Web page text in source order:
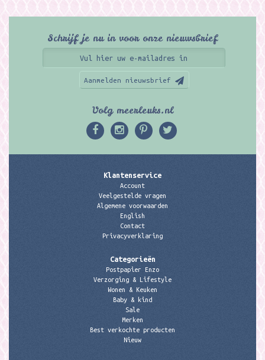
Schrijf je nu in voor onze nieuwsbrief
Aanmelden nieuwsbrief
Volg meerleuks.nl
Klantenservice
Account
Veelgestelde vragen
Algemene voorwaarden
English
Contact
Privacyverklaring
Categorieën
Postpapier Enzo
Verzorging & Lifestyle
Wonen & Keuken
Baby & kind
Sale
Merken
Best verkochte producten
Nieuw